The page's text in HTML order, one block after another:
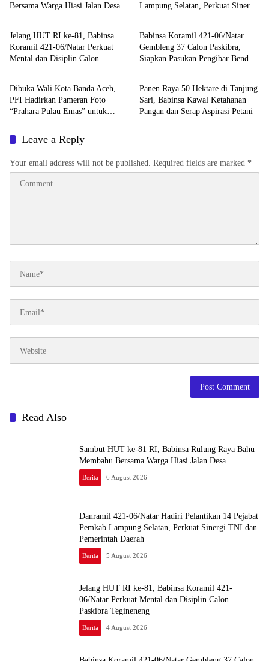
Bersama Warga Hiasi Jalan Desa
Lampung Selatan, Perkuat Sinergi
Berita
Jelang HUT RI ke-81, Babinsa
Koramil 421-06/Natar Perkuat
Mental dan Disiplin Calon
Berita
Babinsa Koramil 421-06/Natar
Gembleng 37 Calon Paskibra,
Siapkan Pasukan Pengibar Bendera
Berita
Dibuka Wali Kota Banda Aceh,
PFI Hadirkan Pameran Foto
“Prahara Pulau Emas” untuk
Berita
Panen Raya 50 Hektare di Tanjung
Sari, Babinsa Kawal Ketahanan
Pangan dan Serap Aspirasi Petani
Leave a Reply
Your email address will not be published. Required fields are marked *
Read Also
Sambut HUT ke-81 RI, Babinsa Rulung Raya Bahu
Membahu Bersama Warga Hiasi Jalan Desa
Berita 6 August 2026
Danramil 421-06/Natar Hadiri Pelantikan 14 Pejabat
Pemkab Lampung Selatan, Perkuat Sinergi TNI dan
Pemerintah Daerah
Berita 5 August 2026
Jelang HUT RI ke-81, Babinsa Koramil 421-
06/Natar Perkuat Mental dan Disiplin Calon
Paskibra Tegineneng
Berita 4 August 2026